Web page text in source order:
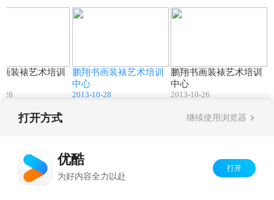
装裱艺术培训
28
鹏翔书画装裱艺术培训
中心
2013-10-28
鹏翔书画装裱艺术培训
中心
2013-10-26
打开方式 继续使用浏览器
优酷
为好内容全力以赴
打开